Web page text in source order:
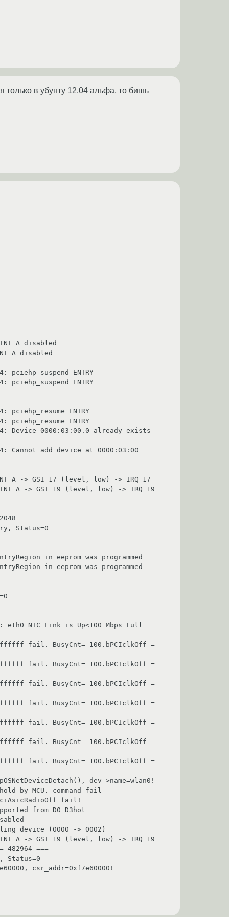
только в убунту 12.04 альфа, то бишь
A disabled
A disabled
ENTRY
ENTRY
ENTRY
ENTRY
Device 0000:03:00.0 already exists
Cannot add device at 0000:03:00
A -> GSI 17 (level, low) -> IRQ 17
A -> GSI 19 (level, low) -> IRQ 19
Status=0
in eeprom was programmed
in eeprom was programmed
eth0 NIC Link is Up<100 Mbps Full
fail. BusyCnt= 100.bPCIclkOff =
fail. BusyCnt= 100.bPCIclkOff =
fail. BusyCnt= 100.bPCIclkOff =
fail. BusyCnt= 100.bPCIclkOff =
fail. BusyCnt= 100.bPCIclkOff =
fail. BusyCnt= 100.bPCIclkOff =
fail. BusyCnt= 100.bPCIclkOff =
dev->name=wlan0!
by MCU. command fail
fail!
from D0 D3hot
device (0000 -> 0002)
A -> GSI 19 (level, low) -> IRQ 19
===
Status=0
csr_addr=0xf7e60000!